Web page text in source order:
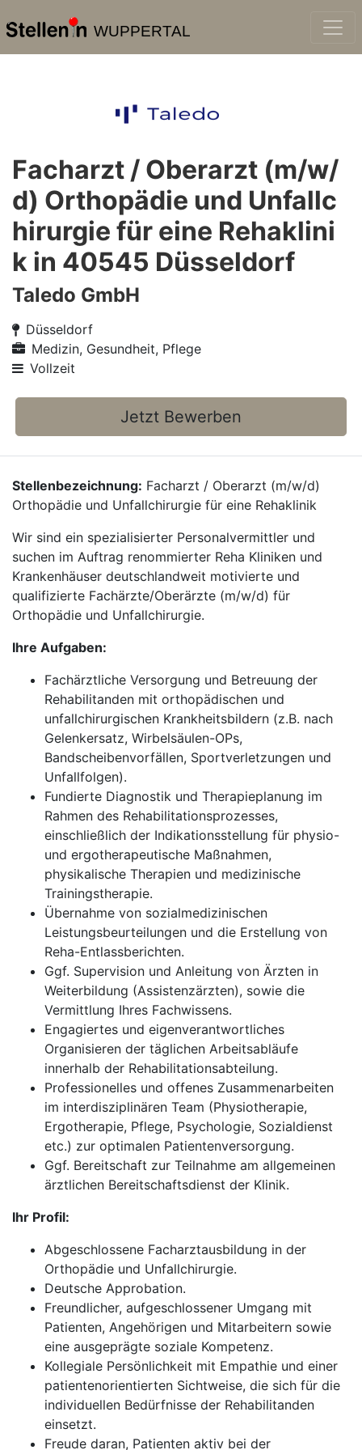
WUPPERTAL
Facharzt / Oberarzt (m/w/
d) Orthopädie und Unfallc
hirurgie für eine Rehaklini
k in 40545 Düsseldorf
Taledo GmbH
Düsseldorf
Medizin, Gesundheit, Pflege
Vollzeit
Jetzt Bewerben
Stellenbezeichnung: Facharzt / Oberarzt (m/w/d)
Orthopädie und Unfallchirurgie für eine Rehaklinik
Wir sind ein spezialisierter Personalvermittler und
suchen im Auftrag renommierter Reha Kliniken und
Krankenhäuser deutschlandweit motivierte und
qualifizierte Fachärzte/Oberärzte (m/w/d) für
Orthopädie und Unfallchirurgie.
Ihre Aufgaben:
Fachärztliche Versorgung und Betreuung der
Rehabilitanden mit orthopädischen und
unfallchirurgischen Krankheitsbildern (z.B. nach
Gelenkersatz, Wirbelsäulen-OPs,
Bandscheibenvorfällen, Sportverletzungen und
Unfallfolgen).
Fundierte Diagnostik und Therapieplanung im
Rahmen des Rehabilitationsprozesses,
einschließlich der Indikationsstellung für physio-
und ergotherapeutische Maßnahmen,
physikalische Therapien und medizinische
Trainingstherapie.
Übernahme von sozialmedizinischen
Leistungsbeurteilungen und die Erstellung von
Reha-Entlassberichten.
Ggf. Supervision und Anleitung von Ärzten in
Weiterbildung (Assistenzärzten), sowie die
Vermittlung Ihres Fachwissens.
Engagiertes und eigenverantwortliches
Organisieren der täglichen Arbeitsabläufe
innerhalb der Rehabilitationsabteilung.
Professionelles und offenes Zusammenarbeiten
im interdisziplinären Team (Physiotherapie,
Ergotherapie, Pflege, Psychologie, Sozialdienst
etc.) zur optimalen Patientenversorgung.
Ggf. Bereitschaft zur Teilnahme am allgemeinen
ärztlichen Bereitschaftsdienst der Klinik.
Ihr Profil:
Abgeschlossene Facharztausbildung in der
Orthopädie und Unfallchirurgie.
Deutsche Approbation.
Freundlicher, aufgeschlossener Umgang mit
Patienten, Angehörigen und Mitarbeitern sowie
eine ausgeprägte soziale Kompetenz.
Kollegiale Persönlichkeit mit Empathie und einer
patientenorientierten Sichtweise, die sich für die
individuellen Bedürfnisse der Rehabilitanden
einsetzt.
Freude daran, Patienten aktiv bei der